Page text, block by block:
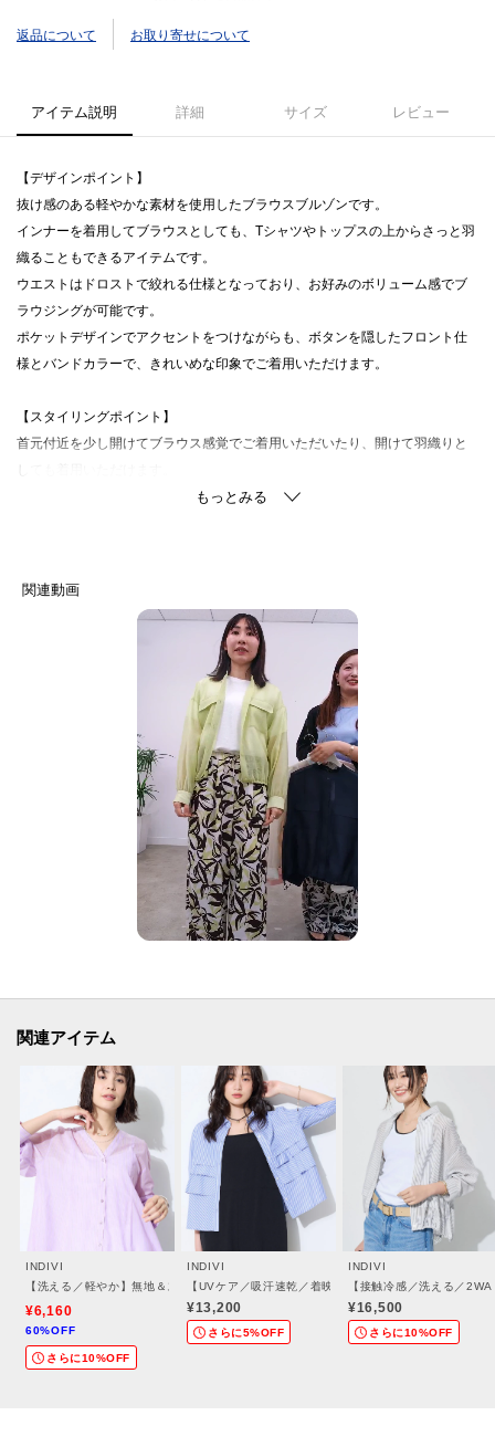
返品について お取り寄せについて
アイテム説明 詳細 サイズ レビュー
【デザインポイント】
抜け感のある軽やかな素材を使用したブラウスブルゾンです。
インナーを着用してブラウスとしても、Tシャツやトップスの上からさっと羽
織ることもできるアイテムです。
ウエストはドロストで絞れる仕様となっており、お好みのボリューム感でブ
ラウジングが可能です。
ポケットデザインでアクセントをつけながらも、ボタンを隠したフロント仕
様とバンドカラーで、きれいめな印象でご着用いただけます。
【スタイリングポイント】
首元付近を少し開けてブラウス感覚でご着用いただいたり、開けて羽織りと
しても着用いただけます。
スタイリングに合わせてウエストのドロストでボリューム感を調節すること
【素材ポイント】
上品なシアー感と軽さを併せ持ったオーガンジー素材になります。
程よいハリ感で袖口のフワッとした立体感が表現できるため、今年人気の素
・ポケット数：胸元×2
-・-・-・-・-・-・-・-・-・-・-・-・-・-・-・-・-・-・-・-・-・-
■気になるアイテムは『お気に入り登録』がおすすめです！■
【おすすめPOINT】
POINT.1
再入荷通知や、値下げ情報・在庫状況をメルマガにてお知らせ♪
マイページでお気に入り一覧をチェックでき、
自分だけのお買い物リストがつくれる♪
-・-・-・-・-・-・-・-・-・-・-・-・-・-・-・-・-・-・-・-・-・-
関連アイテム
INDIVI
【洗える／軽やか】無地＆ストライプ柄 切替タックブラウス
¥6,160
60%OFF
さらに10%OFF
INDIVI
【UVケア／吸汗速乾／着映え】ティアードストライプシ
¥13,200
さらに5%OFF
INDIVI
【接触冷感／洗える／
¥16,500
さらに10%OFF